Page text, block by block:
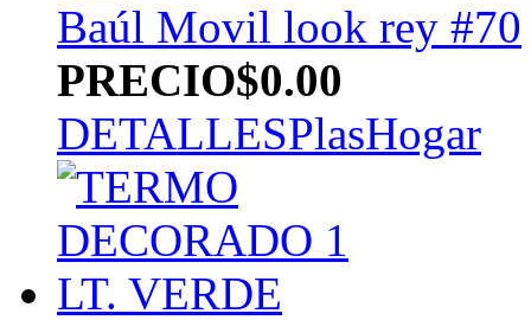
Baúl Movil look rey #70
PRECIO$0.00
DETALLESPlasHogar